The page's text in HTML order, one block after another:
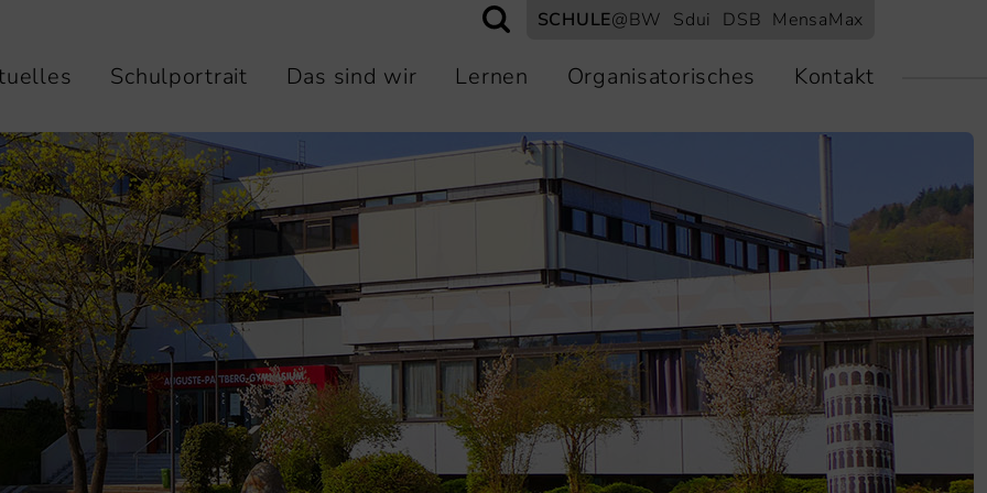
SCHULE@BW Sdui DSB MensaMax
Schulportrait Das sind wir Lernen Organisatorisches Kontakt